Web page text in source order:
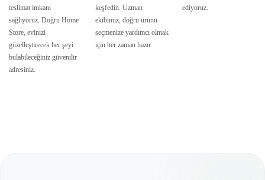
teslimat imkanı
sağlıyoruz. Doğru Home
Store, evinizi
güzelleştirecek her şeyi
bulabileceğiniz güvenilir
adresiniz.
keşfedin. Uzman
ekibimiz, doğru ürünü
seçmenize yardımcı olmak
için her zaman hazır.
ediyoruz.